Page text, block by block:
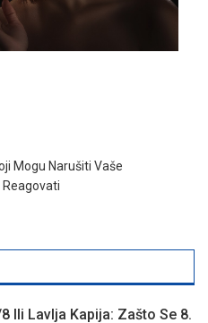
Mogu Narušiti Vaše
Reagovati
Ili Lavlja Kapija: Zašto Se 8.